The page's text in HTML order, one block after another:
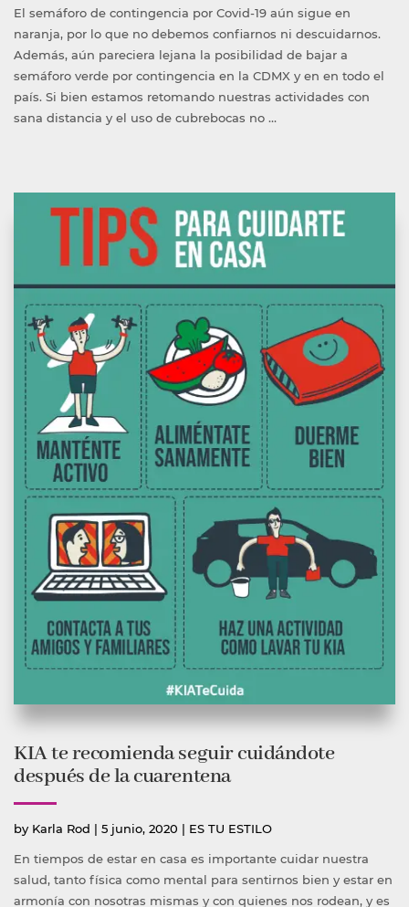
El semáforo de contingencia por Covid-19 aún sigue en
naranja, por lo que no debemos confiarnos ni descuidarnos.
Además, aún pareciera lejana la posibilidad de bajar a
semáforo verde por contingencia en la CDMX y en en todo el
país. Si bien estamos retomando nuestras actividades con
sana distancia y el uso de cubrebocas no …
KIA te recomienda seguir cuidándote
después de la cuarentena
by Publicado
Karla Rod | 5 junio, 2020 | Publicada
ES TU ESTILO
En tiempos de estar en casa es importante cuidar nuestra
salud, tanto física como mental para sentirnos bien y estar en
armonía con nosotras mismas y con quienes nos rodean, y es